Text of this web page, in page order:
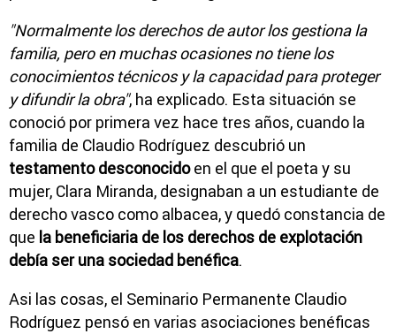
"Normalmente los derechos de autor los gestiona la
familia, pero en muchas ocasiones no tiene los
conocimientos técnicos y la capacidad para proteger
y difundir la obra", ha explicado. Esta situación se
conoció por primera vez hace tres años, cuando la
familia de Claudio Rodríguez descubrió un
testamento desconocidoen el que el poeta y su
mujer, Clara Miranda, designaban a un estudiante de
derecho vasco como albacea, y quedó constancia de
que la beneficiaria de los derechos de explotación
debía ser una sociedad benéfica.
Asi las cosas, el Seminario Permanente Claudio
Rodríguez pensó en varias asociaciones benéficas